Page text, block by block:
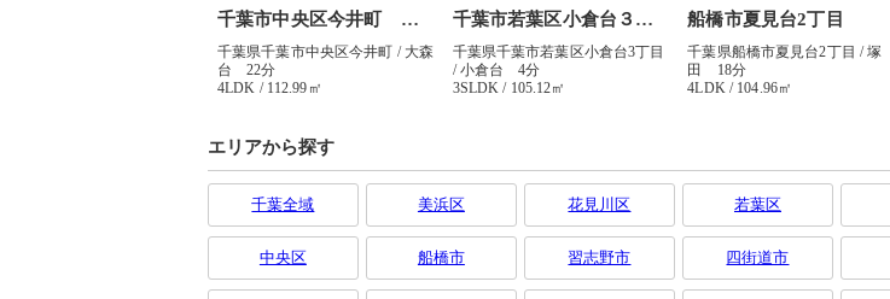
エリアから探す
千葉全域 美浜区 花見川区 若葉区
中央区 船橋市 習志野市 四街道市